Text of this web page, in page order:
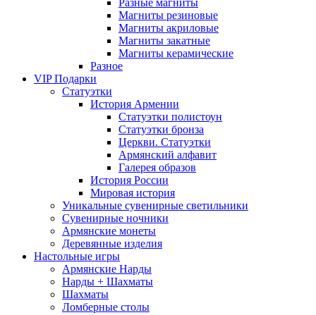
Разные магниты
Магниты резиновые
Магниты акриловые
Магниты закатные
Магниты керамические
Разное
VIP Подарки
Статуэтки
История Армении
Статуэтки полистоун
Статуэтки бронза
Церкви. Статуэтки
Армянский алфавит
Галерея образов
История России
Мировая история
Уникальные сувенирные светильники
Сувенирные ночники
Армянские монеты
Деревянные изделия
Настольные игры
Армянские Нарды
Нарды + Шахматы
Шахматы
Ломберные столы